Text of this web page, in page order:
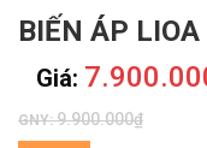
BIẾN ÁP
Giá:
GNY:9.900.000₫